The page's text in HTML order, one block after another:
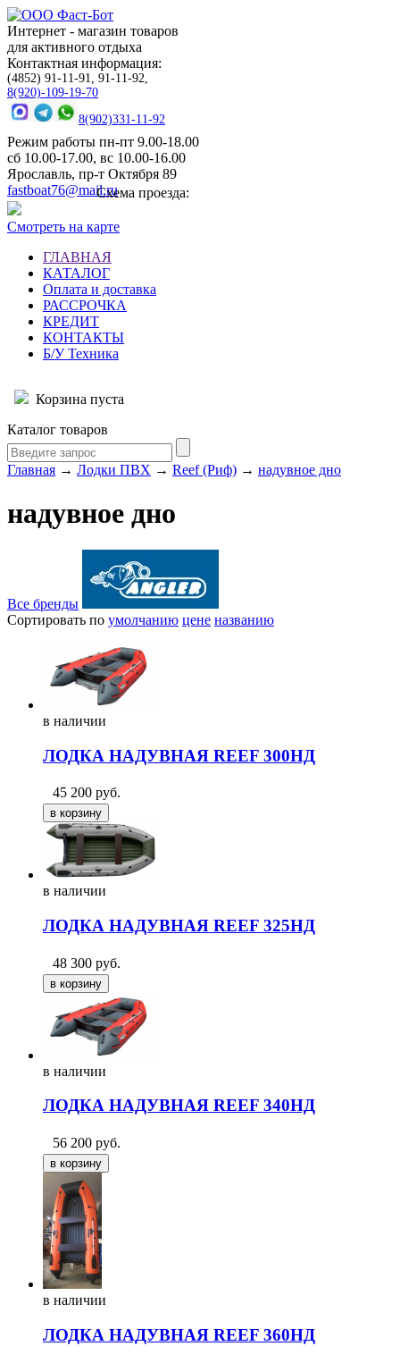
Интернет - магазин товаров
для активного отдыха
Контактная информация:
(4852) 91-11-91, 91-11-92,
8(920)-109-19-70
8(902)331-11-92
Режим работы пн-пт 9.00-18.00
сб 10.00-17.00, вс 10.00-16.00
Ярославль, пр-т Октября 89
fastboat76@mail.ruСхема проезда:
Смотреть на карте
ГЛАВНАЯ
КАТАЛОГ
Оплата и доставка
РАССРОЧКА
КРЕДИТ
КОНТАКТЫ
Б/У Техника
Корзина пуста
Каталог товаров
Главная → Лодки ПВХ → Reef (Риф) → надувное дно
надувное дно
Все бренды
Сортировать по умолчанию цене названию
в наличии
ЛОДКА НАДУВНАЯ REEF 300НД
45 200 руб.
в наличии
ЛОДКА НАДУВНАЯ REEF 325НД
48 300 руб.
в наличии
ЛОДКА НАДУВНАЯ REEF 340НД
56 200 руб.
в наличии
ЛОДКА НАДУВНАЯ REEF 360НД